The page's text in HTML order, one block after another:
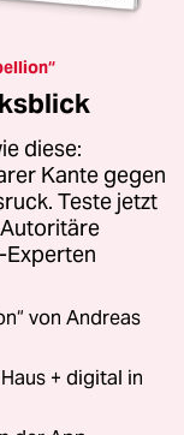
diese:
Kante gegen
Teste jetzt
Experten
von Andreas
+ digital in